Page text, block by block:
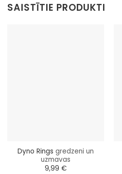
SAISTĪTIE PRODUKTI
Dyno Rings gredzeni un
uzmavas
9,99 €